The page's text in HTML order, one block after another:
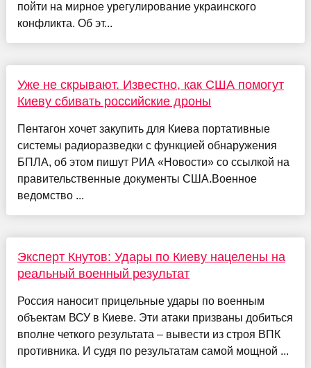
пойти на мирное урегулирование украинского
конфликта. Об эт...
Уже не скрывают. Известно, как США помогут
Киеву сбивать российские дроны
Пентагон хочет закупить для Киева портативные
системы радиоразведки с функцией обнаружения
БПЛА, об этом пишут РИА «Новости» со ссылкой на
правительственные документы США.Военное
ведомство ...
Эксперт Кнутов: Удары по Киеву нацелены на
реальный военный результат
Россия наносит прицельные удары по военным
объектам ВСУ в Киеве. Эти атаки призваны добиться
вполне четкого результата – вывести из строя ВПК
противника. И судя по результатам самой мощной ...